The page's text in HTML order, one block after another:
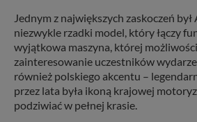
Jednym z największych zaskoczeń
niezwykle rzadki model, który łączy
wyjątkowa maszyna, której
zainteresowanie uczestników
również polskiego akcentu –
przez lata była ikoną krajowej
podziwiać w pełnej krasie.